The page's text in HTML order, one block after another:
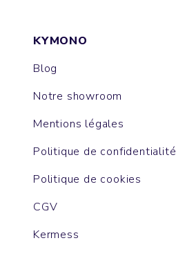
KYMONO
Blog
Notre showroom
Mentions légales
Politique de confidentialité
Politique de cookies
CGV
Kermess